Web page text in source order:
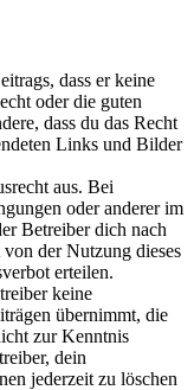
dass er keine
oder die guten
dass du das Recht
Links und Bilder
aus. Bei
oder anderer im
Betreiber dich nach
der Nutzung dieses
erteilen.
keine
übernimmt, die
zur Kenntnis
dein
jederzeit zu löschen